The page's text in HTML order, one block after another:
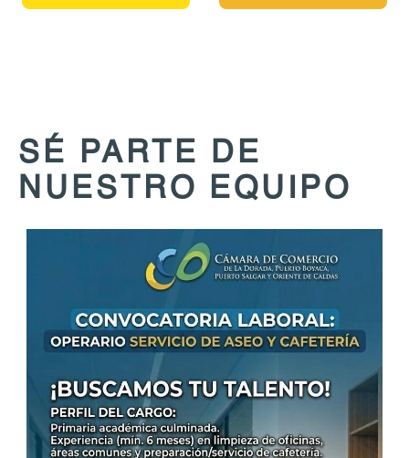
SÉ PARTE DE
NUESTRO EQUIPO